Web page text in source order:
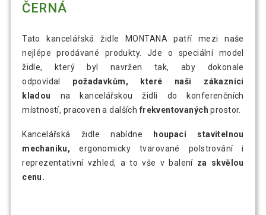
ČERNÁ
Tato kancelářská židle MONTANA patří mezi naše
nejlépe prodávané produkty. Jde o speciální model
židle, který byl navržen tak, aby dokonale
odpovídal požadavkům, které naši zákazníci
kladou
na kancelářskou židli do konferenčních
místností, pracoven a dalších frekventovaných prostor.
Kancelářská židle nabídne
houpací stavitelnou
mechaniku, ergonomicky tvarované polstrování i
reprezentativní vzhled, a to vše v balení za skvělou
cenu.